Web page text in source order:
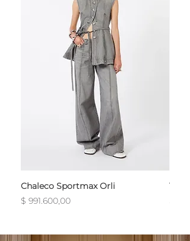
Chaleco Sportmax Orli
Precio
$ 991.600,00
T-